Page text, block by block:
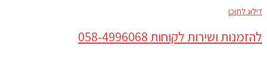
דילוג לתוכן
להזמנות ושירות לקוחות 058-4996068